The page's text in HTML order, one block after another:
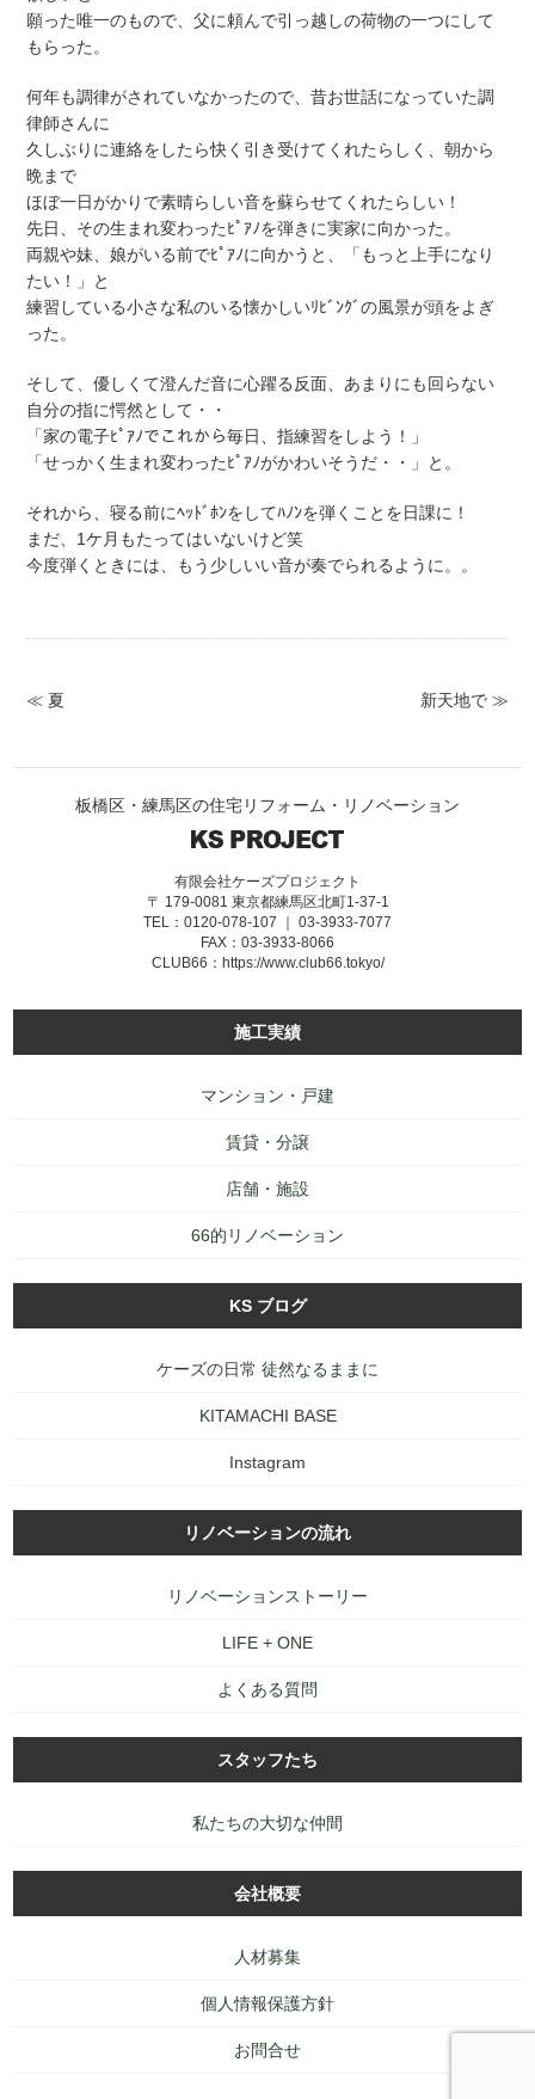
願った唯一のもので、父に頼んで引っ越しの荷物の一つにして
もらった。
何年も調律がされていなかったので、昔お世話になっていた調
律師さんに
久しぶりに連絡をしたら快く引き受けてくれたらしく、朝から
晩まで
ほぼ一日がかりで素晴らしい音を蘇らせてくれたらしい！
先日、その生まれ変わったﾋﾟｱﾉを弾きに実家に向かった。
両親や妹、娘がいる前でﾋﾟｱﾉに向かうと、「もっと上手になり
たい！」と
練習している小さな私のいる懐かしいﾘﾋﾞﾝｸﾞの風景が頭をよぎ
った。
そして、優しくて澄んだ音に心躍る反面、あまりにも回らない
自分の指に愕然として・・
「家の電子ﾋﾟｱﾉでこれから毎日、指練習をしよう！」
「せっかく生まれ変わったﾋﾟｱﾉがかわいそうだ・・」と。
それから、寝る前にﾍｯﾄﾞﾎﾝをしてﾊﾉﾝを弾くことを日課に！
まだ、1ケ月もたってはいないけど笑
今度弾くときには、もう少しいい音が奏でられるように。。
新天地で ≫
≪ 夏
板橋区・練馬区の住宅リフォーム・リノベーション
有限会社ケーズプロジェクト
〒 179-0081 東京都練馬区北町1-37-1
TEL：0120-078-107 ｜ 03-3933-7077
FAX：03-3933-8066
CLUB66： https://www.club66.tokyo/
施工実績
マンション・戸建
賃貸・分譲
店舗・施設
66的リノベーション
KS ブログ
ケーズの日常 徒然なるままに
KITAMACHI BASE
Instagram
リノベーションの流れ
リノベーションストーリー
LIFE + ONE
よくある質問
スタッフたち
私たちの大切な仲間
会社概要
人材募集
個人情報保護方針
お問合せ